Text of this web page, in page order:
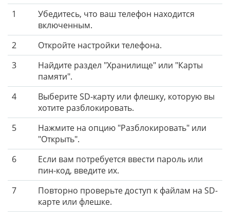
1
Убедитесь, что ваш телефон находится
включенным.
2
Откройте настройки телефона.
3
Найдите раздел "Хранилище" или "Карты
памяти".
4
Выберите SD-карту или флешку, которую вы
хотите разблокировать.
5
Нажмите на опцию "Разблокировать" или
"Открыть".
6
Если вам потребуется ввести пароль или
пин-код, введите их.
7
Повторно проверьте доступ к файлам на SD-
карте или флешке.